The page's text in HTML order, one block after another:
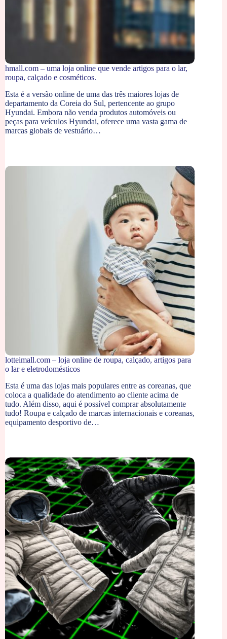
hmall.com – uma loja online que vende artigos para o lar,
roupa, calçado e cosméticos.
Esta é a versão online de uma das três maiores lojas de
departamento da Coreia do Sul, pertencente ao grupo
Hyundai. Embora não venda produtos automóveis ou
peças para veículos Hyundai, oferece uma vasta gama de
marcas globais de vestuário…
lotteimall.com – loja online de roupa, calçado, artigos para
o lar e eletrodomésticos
Esta é uma das lojas mais populares entre as coreanas, que
coloca a qualidade do atendimento ao cliente acima de
tudo. Além disso, aqui é possível comprar absolutamente
tudo! Roupa e calçado de marcas internacionais e coreanas,
equipamento desportivo de…